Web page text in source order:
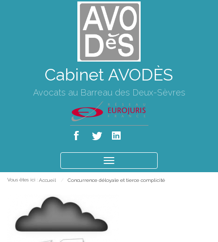
Cabinet AVODÈS
Avocats au Barreau des Deux-Sèvres
le
Vous êtes ici : Accueil Concurrence déloyale et tierce complicité